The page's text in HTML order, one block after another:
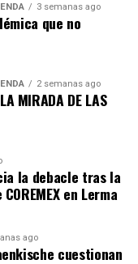
3 semanas ago
que no
2 semanas ago
MIRADA DE LAS
la debacle tras la
en Lerma
ago
cuestionan